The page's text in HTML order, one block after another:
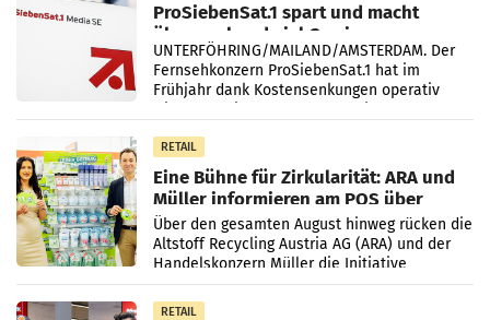
ProSiebenSat.1 spart und macht
überraschend viel Gewinn
UNTERFÖHRING/MAILAND/AMSTERDAM. Der
Fernsehkonzern ProSiebenSat.1 hat im
Frühjahr dank Kostensenkungen operativ
RETAIL
Eine Bühne für Zirkularität: ARA und
Müller informieren am POS über
Kreislauffähigkeit
Über den gesamten August hinweg rücken die
Altstoff Recycling Austria AG (ARA) und der
Handelskonzern Müller die Initiative
„Kreislauf-Helden“ in allen österreichischen
Müller-Filialen
RETAIL